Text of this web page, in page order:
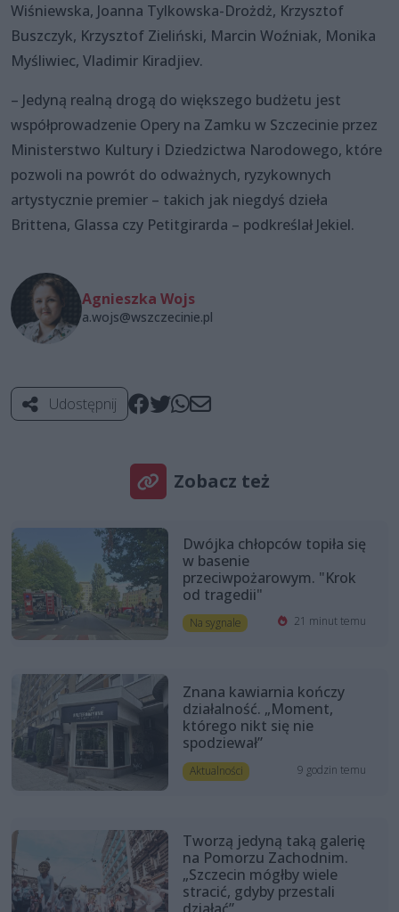
Wiśniewska, Joanna Tylkowska-Drożdż, Krzysztof
Buszczyk, Krzysztof Zieliński, Marcin Woźniak, Monika
Myśliwiec, Vladimir Kiradjiev.
– Jedyną realną drogą do większego budżetu jest
współprowadzenie Opery na Zamku w Szczecinie przez
Ministerstwo Kultury i Dziedzictwa Narodowego, które
pozwoli na powrót do odważnych, ryzykownych
artystycznie premier – takich jak niegdyś dzieła
Brittena, Glassa czy Petitgirarda – podkreślał Jekiel.
Agnieszka Wojs
a.wojs@wszczecinie.pl
Udostępnij
Zobacz też
Dwójka chłopców topiła się
w basenie
przeciwpożarowym. "Krok
od tragedii"
Na sygnale 21 minut temu
Znana kawiarnia kończy
działalność. „Moment,
którego nikt się nie
spodziewał”
Aktualności 9 godzin temu
Tworzą jedyną taką galerię
na Pomorzu Zachodnim.
„Szczecin mógłby wiele
stracić, gdyby przestali